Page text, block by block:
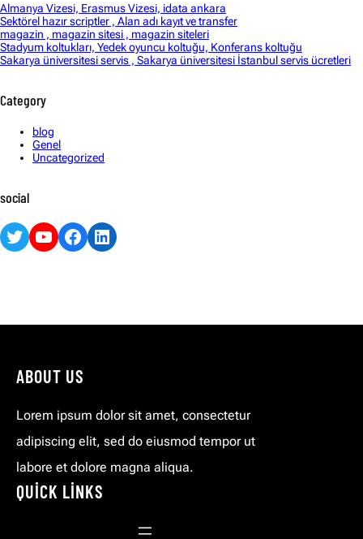
Almanya Vizesi, Erasmus Vizesi, idata ankara
Sektörel hazır scriptler , Alan adı kayıt ve transfer
magazin , magazin sitesi , magazin siteleri
Stadyum koltukları, Yedek oyuncu koltuğu, Konferans koltuğu
Sakarya üniversitesi servis , Sakarya üniversitesi İstanbul servis ücretleri
Category
blog
Genel
Uncategorized
social
Twitter YouTube Facebook LinkedIn
ABOUT US
Lorem ipsum dolor sit amet, consectetur
adipiscing elit, sed do eiusmod tempor ut
labore et dolore magna aliqua.
QUICK LINKS